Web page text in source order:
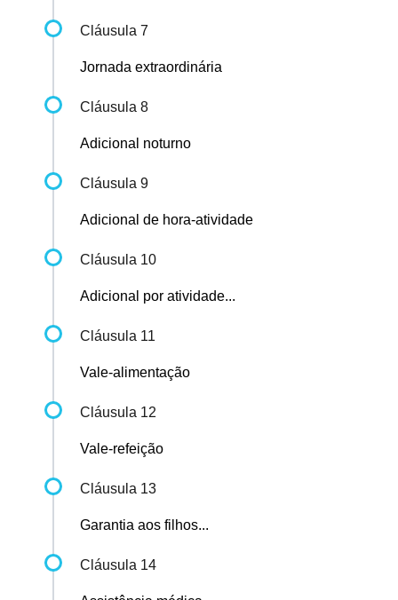
Cláusula 7
Jornada extraordinária
Cláusula 8
Adicional noturno
Cláusula 9
Adicional de hora-atividade
Cláusula 10
Adicional por atividade...
Cláusula 11
Vale-alimentação
Cláusula 12
Vale-refeição
Cláusula 13
Garantia aos filhos...
Cláusula 14